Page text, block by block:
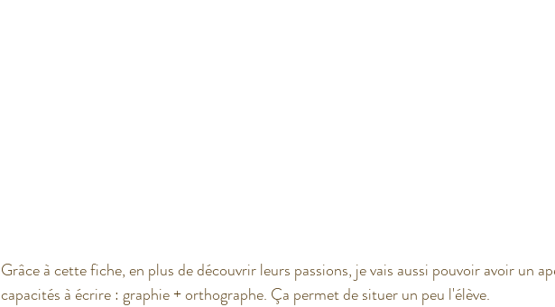
Grâce à cette fiche, en plus de découvrir leurs passions, je vais aussi pouvoir avoir un
capacités à écrire : graphie + orthographe. Ça permet de situer un peu l'élève.